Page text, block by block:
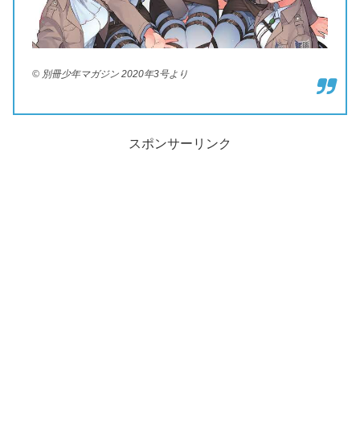
© 別冊少年マガジン 2020年3号より
スポンサーリンク